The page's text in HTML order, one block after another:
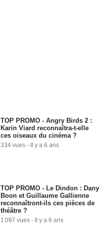
TOP PROMO - Angry Birds 2 :
Karin Viard reconnaîtra-t-elle
ces oiseaux du cinéma ?
334 vues - Il y a 6 ans
TOP PROMO - Le Dindon : Dany
Boon et Guillaume Gallienne
reconnaîtront-ils ces pièces de
théâtre ?
1 097 vues - Il y a 6 ans